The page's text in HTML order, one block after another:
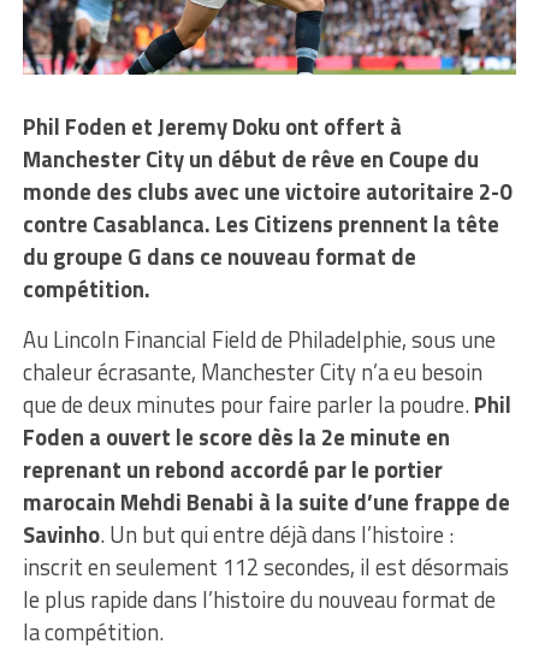
Phil Foden et Jeremy Doku ont offert à
Manchester City un début de rêve en Coupe du
monde des clubs avec une victoire autoritaire 2-0
contre Casablanca. Les Citizens prennent la tête
du groupe G dans ce nouveau format de
compétition.
Au Lincoln Financial Field de Philadelphie, sous une
chaleur écrasante, Manchester City n’a eu besoin
que de deux minutes pour faire parler la poudre.Phil
Foden a ouvert le score dès la 2e minute en
reprenant un rebond accordé par le portier
marocain Mehdi Benabi à la suite d’une frappe de
Savinho. Un but qui entre déjà dans l’histoire :
inscrit en seulement 112 secondes, il est désormais
le plus rapide dans l’histoire du nouveau format de
la compétition.